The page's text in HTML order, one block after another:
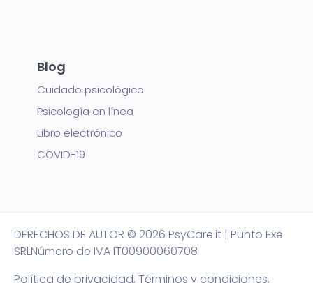
Blog
Cuidado psicológico
Psicología en línea
Libro electrónico
COVID-19
DERECHOS DE AUTOR © 2026 PsyCare.it | Punto Exe
SRLNúmero de IVA IT00900060708
Política de privacidad, Términos y condiciones,